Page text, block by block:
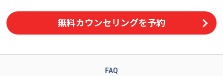
無料カウンセリングを予約
FAQ